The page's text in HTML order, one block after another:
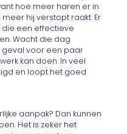
hoe meer haren er in
hij verstopt raakt. Er
die een effectieve
Wacht die dag
geval voor een paar
kan doen. In veel
en loopt het goed
aanpak? Dan kunnen
Het is zeker het